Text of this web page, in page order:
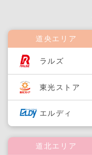
道央エリア
ラルズ
東光ストア
エルディ
道北エリア